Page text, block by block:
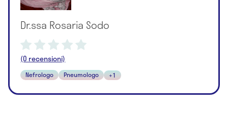
Dr.ssa Rosaria Sodo
(0 recensioni)
Nefrologo Pneumologo +1